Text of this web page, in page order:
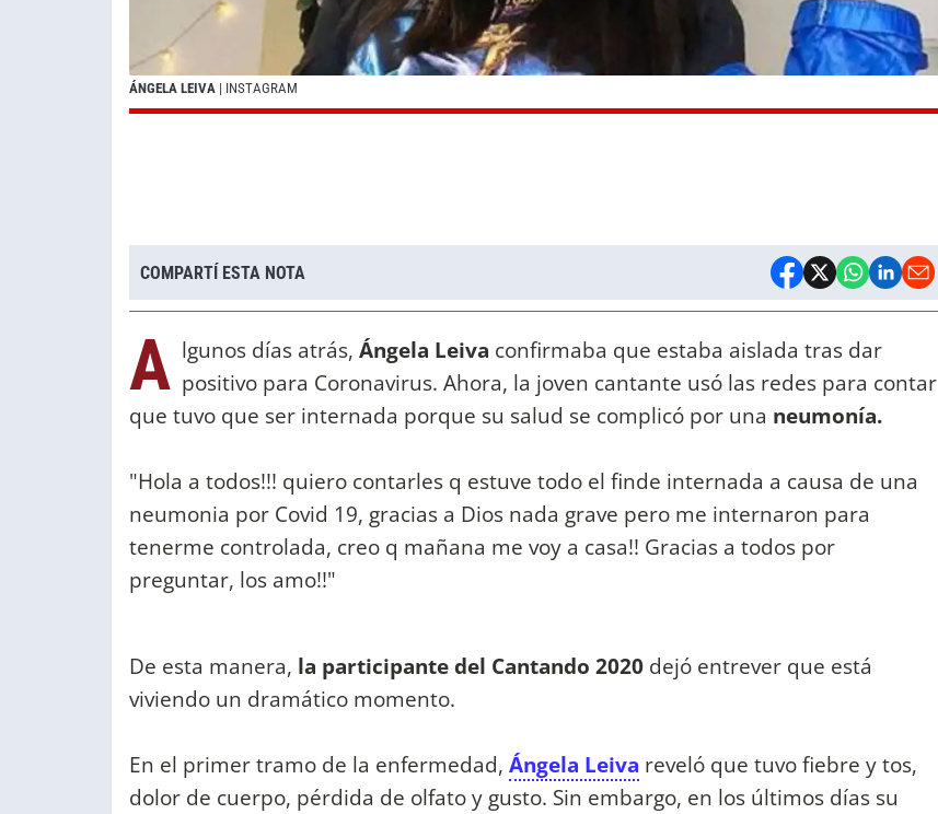
ÁNGELA LEIVA | INSTAGRAM
COMPARTÍ ESTA NOTA
A lgunos días atrás, Ángela Leiva confirmaba que estaba aislada tras dar
positivo para Coronavirus. Ahora, la joven cantante usó las redes para contar
que tuvo que ser internada porque su salud se complicó por una neumonía.
"Hola a todos!!! quiero contarles q estuve todo el finde internada a causa de una
neumonia por Covid 19, gracias a Dios nada grave pero me internaron para
tenerme controlada, creo q mañana me voy a casa!! Gracias a todos por
preguntar, los amo!!"
De esta manera, la participante del Cantando 2020 dejó entrever que está
viviendo un dramático momento.
En el primer tramo de la enfermedad, Ángela Leiva reveló que tuvo fiebre y tos,
dolor de cuerpo, pérdida de olfato y gusto. Sin embargo, en los últimos días su